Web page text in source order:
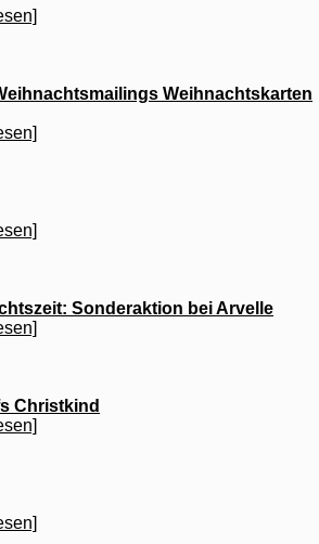
Weihnachtskarten
Sonderaktion bei Arvelle
Christkind